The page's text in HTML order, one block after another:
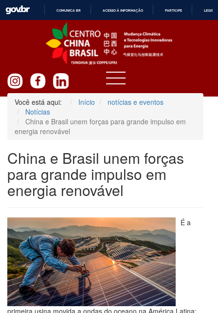
O
CONTEÚDO
COMUNICA BR ACESSO À INFORMAÇÃO PARTICIPE
Você está aqui: Início
notícias e eventos
Notícias
China e Brasil unem forças para grande impulso em
energia renovável
China e Brasil unem forças
para grande impulso em
energia renovável
É a
primeira usina movida a ondas do oceano na América Latina: